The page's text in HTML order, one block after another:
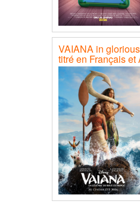
VAIANA in
titré en Français et